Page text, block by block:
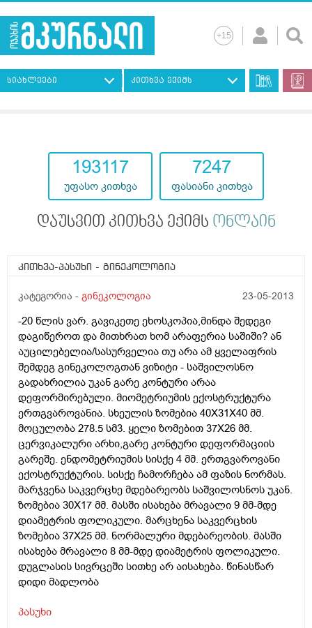
სიახლეები კითხვა ექიმს
193117
უფასო კითხვა
7247
ფასიანი კითხვა
დაუსვით კითხვა ექიმს ონლაინ
კითხვა-პასუხი - გინეკოლოგია
კატეგორია - გინეკოლოგია 23-05-2013
-20 წლის ვარ. გავიკეთე ეხოსკოპია,მინდა შედეგი
დაგიწეროთ და მითხრათ ხომ არაფერია საშიში? ან
აუცილებელია/სასურველია თუ არა ამ ყველაფრის
შემდეგ გინეკოლოგთან ვიზიტი - საშვილოსნო
გადახრილია უკან გარე კონტური არაა
დეფორმირებული. მიომეტრიუმის ექოსტრუქტურა
ერთგვაროვანია. სხეულის ზომებია 40X31X40 მმ.
მოცულობა 278.5 სმ3. ყელი ზომებით 37X26 მმ.
ცერვიკალური არხი,გარე კონტური დეფორმაციის
გარეშე. ენდომეტრიუმის სისქე 4 მმ. ერთგვაროვანი
ექოსტრუქტურის. სისქე ჩამორჩება ამ ფაზის ნორმას.
მარჯვენა საკვერცხე მდებარეობს საშვილოსნოს უკან.
ზომებია 30X17 მმ. მასში ისახება მრავალი 9 მმ-მდე
დიამეტრის ფოლიკული. მარცხენა საკვერცხის
ზომებია 37X25 მმ. ნორმალური მდებარეობის. მასში
ისახება მრავალი 8 მმ-მდე დიამეტრის ფოლიკული.
დუგლასის სივრცეში სითხე არ აისახება. წინასწარ
დიდი მადლობა
პასუხი